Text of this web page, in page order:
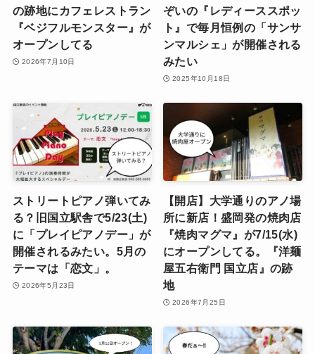
の跡地にカフェレストラン
『ベジフルモンスター』が
オープンしてる
2026年7月10日
ぞいの『レディーススポッ
ト』で毎月恒例の「サンサ
ンマルシェ」が開催される
みたい
2025年10月18日
ストリートピアノ弾いてみ
る？旧国立駅舎で5/23(土)
に「プレイピアノデー」が
開催されるみたい。5月の
テーマは「恋文」。
2026年5月23日
【開店】大学通りのアノ場
所に新店！盛岡発の焼肉店
『焼肉マグマ』が7/15(水)
にオープンしてる。『洋麺
屋五右衛門 国立店』の跡
地
2026年7月25日